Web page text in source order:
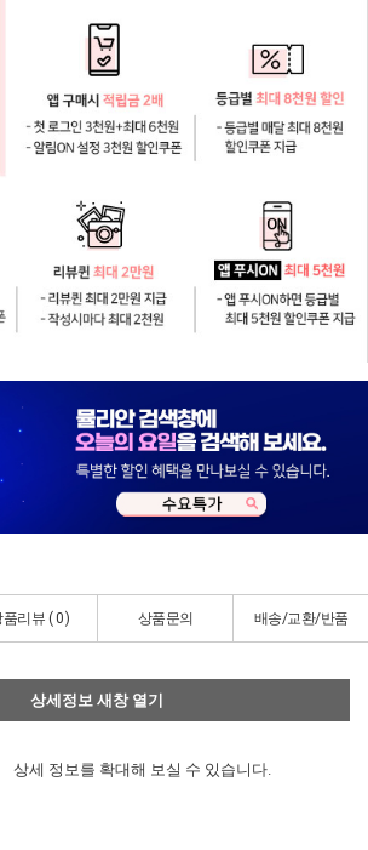
품리뷰 ( 0) 상품문의 배송/교환/반품
상세정보 새창 열기
상세 정보를 확대해 보실 수 있습니다.